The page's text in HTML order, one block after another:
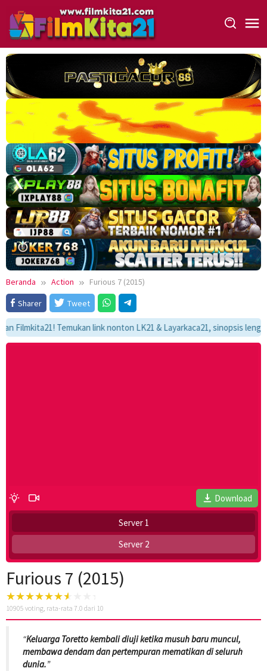
konten
Beranda Action
Furious 7 (2015)
Sharer
Tweet
Temukan link nonton LK21 & Layarkaca21, sinopsis
Download
Server 1
Server 2
Furious 7 (2015)
10905 voting, rata-rata 7.0 dari 10
“Keluarga Toretto kembali diuji ketika musuh baru muncul,
membawa dendam dan pertempuran mematikan di seluruh
dunia.”